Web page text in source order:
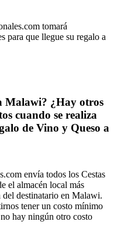
tomará
para que llegue su regalo a
Malawi? ¿Hay otros
cuando se realiza
de Vino y Queso a
envía todos los Cestas
el almacén local más
del destinatario en Malawi.
tener un costo mínimo
hay ningún otro costo